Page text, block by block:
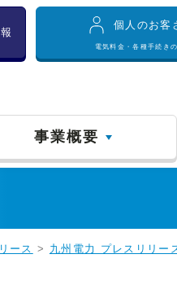
個人のお客
電気料金・各種手続き
事業概要
ース > 九州電力 プレスリリー